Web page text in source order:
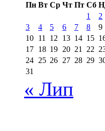
Пн Вт Ср Чт Пт Сб
1
2
3
4 5 6 7 8
9
10 11 12 13 14 15
17 18 19 20 21 22
24 25 26 27 28 29
31
« Лип